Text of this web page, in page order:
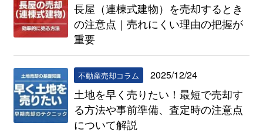
長屋（連棟式建物）を売却するとき
の注意点｜売れにくい理由の把握が
重要
不動産売却コラム 2025/12/24
土地を早く売りたい！最短で売却す
る方法や事前準備、査定時の注意点
について解説